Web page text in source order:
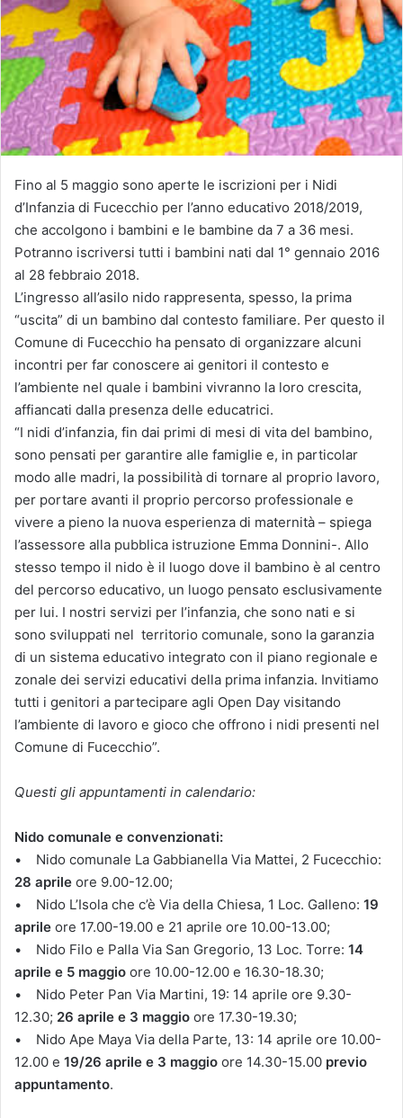
Fino al 5 maggio sono aperte le iscrizioni per i Nidi
d’Infanzia di Fucecchio per l’anno educativo 2018/2019,
che accolgono i bambini e le bambine da 7 a 36 mesi.
Potranno iscriversi tutti i bambini nati dal 1° gennaio 2016
al 28 febbraio 2018.
L’ingresso all’asilo nido rappresenta, spesso, la prima
“uscita” di un bambino dal contesto familiare. Per questo il
Comune di Fucecchio ha pensato di organizzare alcuni
incontri per far conoscere ai genitori il contesto e
l’ambiente nel quale i bambini vivranno la loro crescita,
affiancati dalla presenza delle educatrici.
“I nidi d’infanzia, fin dai primi di mesi di vita del bambino,
sono pensati per garantire alle famiglie e, in particolar
modo alle madri, la possibilità di tornare al proprio lavoro,
per portare avanti il proprio percorso professionale e
vivere a pieno la nuova esperienza di maternità – spiega
l’assessore alla pubblica istruzione Emma Donnini-. Allo
stesso tempo il nido è il luogo dove il bambino è al centro
del percorso educativo, un luogo pensato esclusivamente
per lui. I nostri servizi per l’infanzia, che sono nati e si
sono sviluppati nel territorio comunale, sono la garanzia
di un sistema educativo integrato con il piano regionale e
zonale dei servizi educativi della prima infanzia. Invitiamo
tutti i genitori a partecipare agli Open Day visitando
l’ambiente di lavoro e gioco che offrono i nidi presenti nel
Comune di Fucecchio”.
Questi gli appuntamenti in calendario:
Nido comunale e convenzionati:
• Nido comunale La Gabbianella Via Mattei, 2 Fucecchio:
28 aprile ore 9.00-12.00;
• Nido L’Isola che c’è Via della Chiesa, 1 Loc. Galleno: 19
aprile ore 17.00-19.00 e 21 aprile ore 10.00-13.00;
• Nido Filo e Palla Via San Gregorio, 13 Loc. Torre: 14
aprile e 5 maggio ore 10.00-12.00 e 16.30-18.30;
• Nido Peter Pan Via Martini, 19: 14 aprile ore 9.30-
12.30; 26 aprile e 3 maggio ore 17.30-19.30;
• Nido Ape Maya Via della Parte, 13: 14 aprile ore 10.00-
12.00 e 19/26 aprile e 3 maggio ore 14.30-15.00 previo
appuntamento.